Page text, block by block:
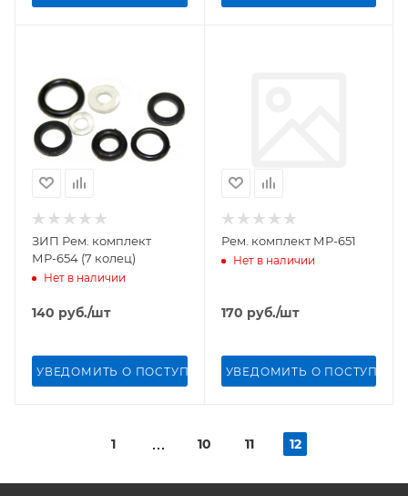
ЗИП Рем. комплект
МР-654 (7 колец)
Нет в наличии
140 руб./шт
УВЕДОМИТЬ О ПОСТУПЛЕНИИ
Рем. комплект МР-651
Нет в наличии
170 руб./шт
УВЕДОМИТЬ О
1 10 11 12